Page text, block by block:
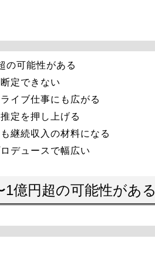
の可能性がある
定できない
イブ仕事にも広がる
定を押し上げる
継続収入の材料になる
デュースで幅広い
億円超の可能性がある